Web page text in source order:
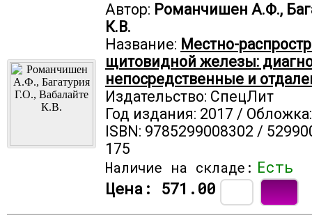
Автор: Романчишен А.Ф.,
К.В.
Название: Местно-
щитовидной железы:
непосредственные и
Издательство: СпецЛит
Год издания: 2017 /
ISBN: 9785299008302 /
175
Наличие на складе: Есть
Цена: 571.00